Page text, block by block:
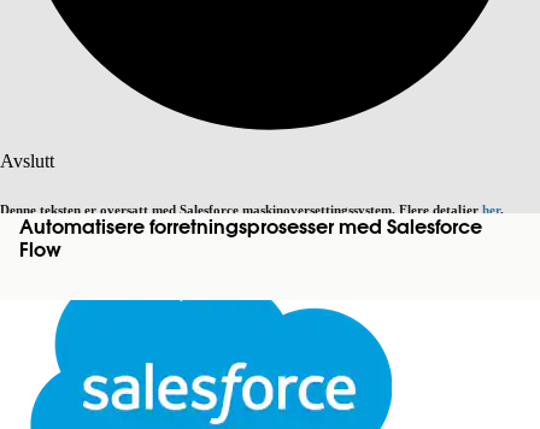
Avslutt
Denne teksten er oversatt med Salesforce maskinoversettingssystem. Flere detaljer her.
Bytt til engelsk Ikke nå
Avslutt Avslutt
Automatisere forretningsprosesser med Salesforce
Flow